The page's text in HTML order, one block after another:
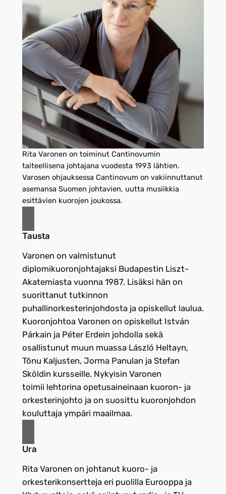
Rita Varonen on toiminut Cantinovumin
taiteellisena johtajana vuodesta 1993 lähtien.
Varosen ohjauksessa Cantinovum on vakiinnuttanut
asemansa Suomen johtavien, uutta musiikkia
esittävien kuorojen joukossa.
Tausta
Varonen on valmistunut
diplomikuoronjohtajaksi Budapestin Liszt-
Akatemiasta vuonna 1987. Lisäksi hän on
suorittanut tutkinnon
puhallinorkesterinjohdosta ja opiskellut laulua.
Kuoronjohtoa Varonen on opiskellut István
Párkain ja Péter Erdein johdolla sekä
osallistunut muun muassa László Heltayn,
Tõnu Kaljusten, Jorma Panulan ja Stefan
Sköldin kursseille. Nykyisin Varonen
toimii lehtorina opetusaineinaan kuoron- ja
orkesterinjohto ja on suosittu kuoronjohdon
kouluttaja ympäri maailmaa.
Ura
Rita Varonen on johtanut kuoro- ja
orkesterikonsertteja eri puolilla Eurooppa ja